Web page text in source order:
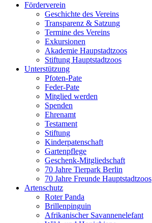
Förderverein
Geschichte des Vereins
Transparenz & Satzung
Termine des Vereins
Exkursionen
Akademie Haupstadtzoos
Stiftung Hauptstadtzoos
Unterstützung
Pfoten-Pate
Feder-Pate
Mitglied werden
Spenden
Ehrenamt
Testament
Stiftung
Kinderpatenschaft
Gartenpflege
Geschenk-Mitgliedschaft
70 Jahre Tierpark Berlin
70 Jahre Freunde Hauptstadtzoos
Artenschutz
Roter Panda
Brillenpinguin
Afrikanischer Savannenelefant